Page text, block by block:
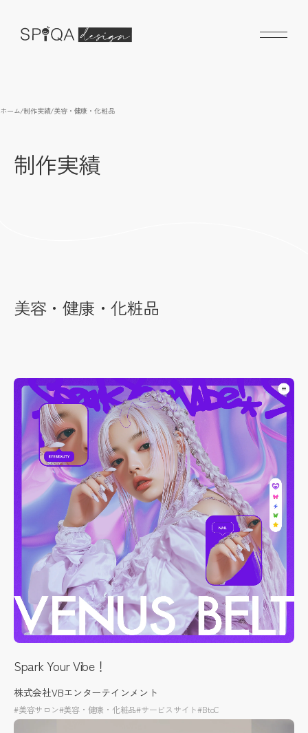
ホーム/制作実績/美容・健康・化粧品
制作実績
美容・健康・化粧品
Spark Your Vibe！
株式会社VBエンターテインメント
#美容サロン#美容・健康・化粧品#サービスサイト#BtoC